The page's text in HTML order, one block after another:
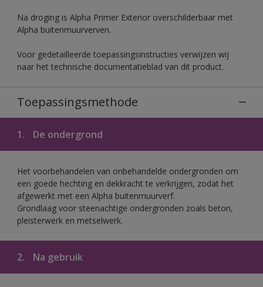
Na droging is Alpha Primer Exterior overschilderbaar met
Alpha buitenmuurverven.
Voor gedetailleerde toepassingsinstructies verwijzen wij
naar het technische documentatieblad van dit product.
Toepassingsmethode
1. De ondergrond
Het voorbehandelen van onbehandelde ondergronden om
een goede hechting en dekkracht te verkrijgen, zodat het
afgewerkt met een Alpha buitenmuurverf.
Grondlaag voor steenachtige ondergronden zoals beton,
pleisterwerk en metselwerk.
2. Na gebruik